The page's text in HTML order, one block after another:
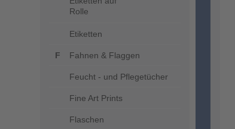
Rolle
Etiketten
Fahnen & Flaggen
Feucht - und Pflegetücher
Fine Art Prints
Flaschen